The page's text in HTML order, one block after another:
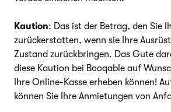
Kaution: Das ist der Betrag, den Sie
zurückerstatten, wenn sie Ihre
Zustand zurückbringen. Das Gute
diese Kaution bei Booqable auf
Ihre Online-Kasse erheben können!
können Sie Ihre Anmietungen von